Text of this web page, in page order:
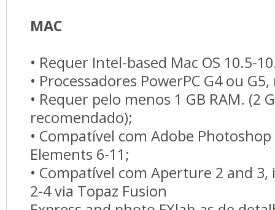
MAC
• Requer Intel-based Mac OS 10.5-
• Processadores PowerPC G4 ou
• Requer pelo menos 1 GB RAM. (2
recomendado);
• Compatível com Adobe Photoshop
Elements 6-11;
• Compatível com Aperture 2 and
2-4 via Topaz Fusion